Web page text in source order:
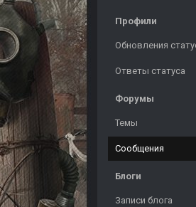
Профили
Обновления
Ответы статуса
Форумы
Темы
Сообщения
Блоги
Записи блога